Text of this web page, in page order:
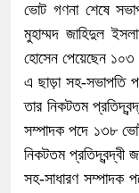
ভোট গণনা শেষে
মুহাম্মদ জাহিদুল
হোসেন পেয়েছেন ১০৩
এ ছাড়া সহ-সভাপতি
তার নিকটতম
সম্পাদক পদে ১৩৮
নিকটতম প্রতিদ্বন্দ্বী
সহ-সাধারণ সম্পাদক